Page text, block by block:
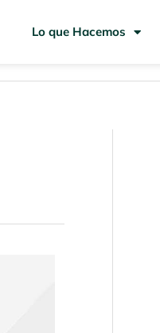
Lo que Hacemos